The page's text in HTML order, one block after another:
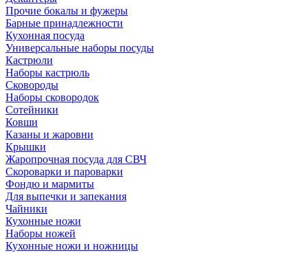
Прочие бокалы и фужеры
Барные принадлежности
Кухонная посуда
Универсальные наборы посуды
Кастрюли
Наборы кастрюль
Сковороды
Наборы сковородок
Сотейники
Ковши
Казаны и жаровни
Крышки
Жаропрочная посуда для СВЧ
Скороварки и пароварки
Фондю и мармиты
Для выпечки и запекания
Чайники
Кухонные ножи
Наборы ножей
Кухонные ножи и ножницы